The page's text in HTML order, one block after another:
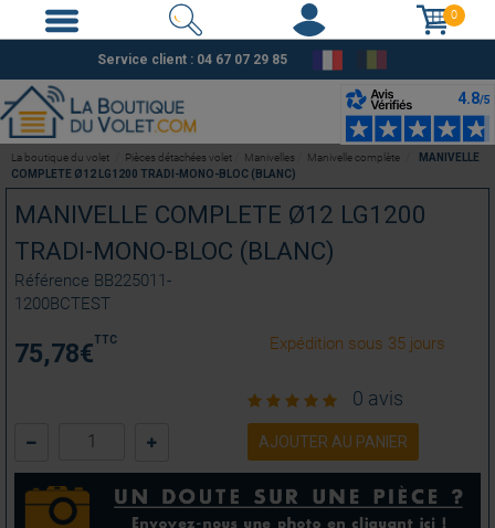
0
Service client : 04 67 07 29 85
MANIVELLE COMPLETE Ø12 LG1200
TRADI-MONO-BLOC (BLANC)
Référence BB225011-
1200BCTEST
75,78€TTC Expédition sous 35 jours
0 avis
AJOUTER AU PANIER
La boutique du volet Pièces détachées volet Manivelles Manivelle complète
MANIVELLE
COMPLETE Ø12 LG1200 TRADI-MONO-BLOC (BLANC)